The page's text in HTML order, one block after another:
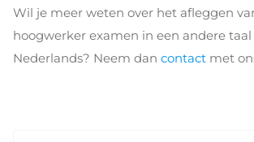
Wil je meer weten over het afleggen
hoogwerker examen in een andere taal
Nederlands? Neem dan contact met